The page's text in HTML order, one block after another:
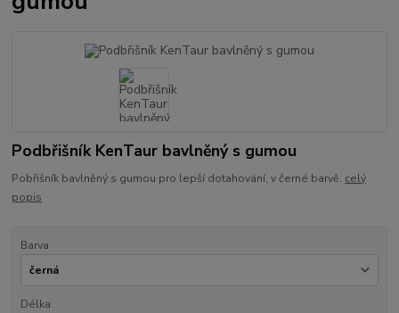
Podbřišník KenTaur bavlněný s gumou
Pobřišník bavlněný s gumou pro lepší dotahování, v černé barvě. celý
popis
Barva
Délka